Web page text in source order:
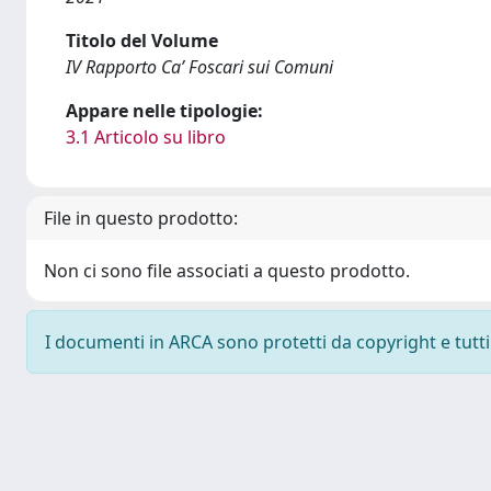
Titolo del Volume
IV Rapporto Ca’ Foscari sui Comuni
Appare nelle tipologie:
3.1 Articolo su libro
File in questo prodotto:
Non ci sono file associati a questo prodotto.
I documenti in ARCA sono protetti da copyright e